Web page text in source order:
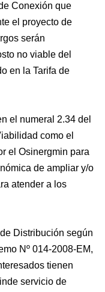
Conexión que
el proyecto de
serán
no viable del
en la Tarifa de
el numeral 2.34 del
como el
el Osinergmin para
de ampliar y/o
atender a los
Distribución según
Nº 014-2008-EM,
tienen
servicio de